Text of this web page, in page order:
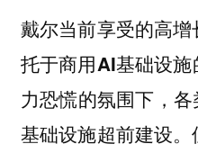
戴尔当前享受的高
托于商用AI基础设施
力恐慌的氛围下，
基础设施超前建设